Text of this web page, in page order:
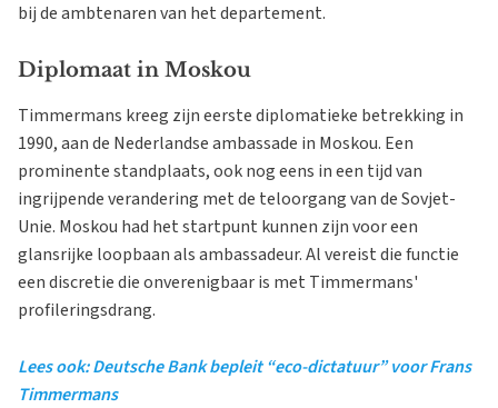
bij de ambtenaren van het departement.
Diplomaat in Moskou
Timmermans kreeg zijn eerste diplomatieke betrekking in
1990, aan de Nederlandse ambassade in Moskou. Een
prominente standplaats, ook nog eens in een tijd van
ingrijpende verandering met de teloorgang van de Sovjet-
Unie. Moskou had het startpunt kunnen zijn voor een
glansrijke loopbaan als ambassadeur. Al vereist die functie
een discretie die onverenigbaar is met Timmermans'
profileringsdrang.
Lees ook: Deutsche Bank bepleit “eco-dictatuur” voor Frans
Timmermans